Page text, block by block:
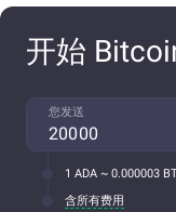
开始
您发送
1 ADA ~ 0.000003
含所有费用